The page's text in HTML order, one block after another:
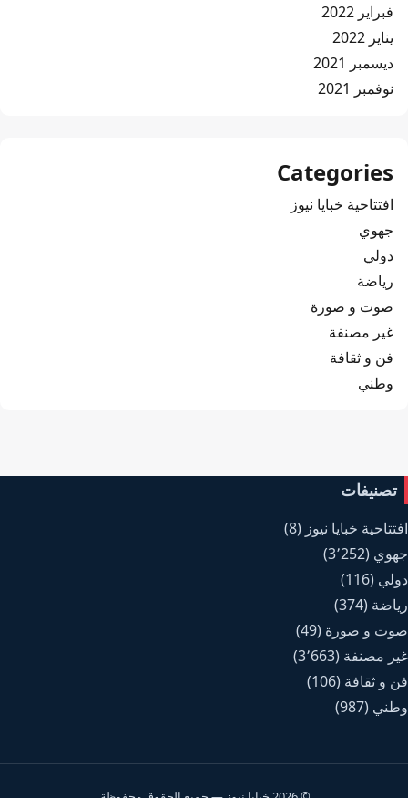
فبراير 2022
يناير 2022
ديسمبر 2021
نوفمبر 2021
Categories
افتتاحية خبايا نيوز
جهوي
دولي
رياضة
صوت و صورة
غير مصنفة
فن و ثقافة
وطني
تصنيفات
افتتاحية خبايا نيوز (8)
جهوي (3٬252)
دولي (116)
رياضة (374)
صوت و صورة (49)
غير مصنفة (3٬663)
فن و ثقافة (106)
وطني (987)